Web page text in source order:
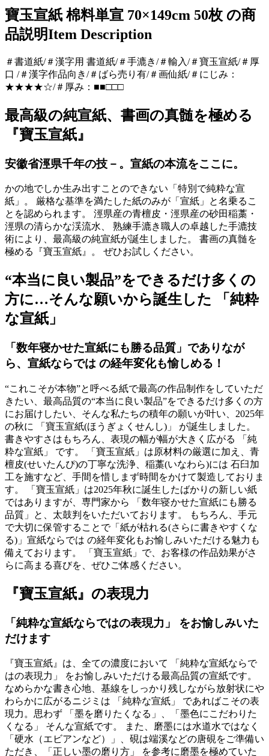
寶玉宣紙 棉料単宣 70×149cm 50枚 の商
品説明Item Description
＃書道紙/＃漢字用 書道紙/＃手漉き/＃輸入/＃寶玉宣紙/＃厚
口 /＃漢字作品向き/＃ばら売り有/＃画仙紙/＃にじみ：
★★★★☆/＃厚み：■■□□□
最高級の純宣紙、書画の真髄を極める
『寶玉宣紙』
安徽省涇県千年の技－。宣紙の本流をここに。
かの地でしか生み出すことのできない「特別で純粋な宣
紙」。 厳格な基準を満たした紙のみが「宣紙」と名乗るこ
とを認められます。 涇県産の青檀皮・涇県産の砂田稲藁・
涇県の清らかな渓流水、 熟練手漉き職人の卓越した手漉技
術により、最高級の純宣紙が誕生しました。 書画の真髄を
極める『寶玉宣紙』。 ぜひお試しください。
“本当に良い製品”をできるだけ多くの
方に…そんな願いから誕生した 「純粋
な宣紙」
「数年寝かせた宣紙にも勝る品質」でありなが
ら、宣紙ならでは の経年変化も愉しめる！
“これこそが本物”と呼べる紙で最高の作品制作をしていただ
きたい、最高品質の“本当に良い製品”をできるだけ多くの方
にお届けしたい、そんな私たちの積年の願いが叶い、2025年
の秋に 「寶玉宣紙(ほうぎょくせんし)」 が誕生しました。
書きやすさはもちろん、表現の幅が幅が大きく広がる 「純
粋な宣紙」 です。 「寶玉宣紙」は原材料の厳選に加え、青
檀皮(せいたんぴ)の丁寧な洗浄、稲藁(いなわら)には 石臼加
工を施すなど、手間を惜しまず時間をかけて製造しておりま
す。 「寶玉宣紙」は2025年秋に誕生したばかりの新しい紙
ではありますが、専門家から 「数年寝かせた宣紙にも勝る
品質」と、太鼓判をいただいております。 もちろん、手元
で大切に保管することで「紙が枯れる(さらに書きやすくな
る)」宣紙ならでは の経年変化もお愉しみいただける魅力も
備えております。 「寶玉宣紙」で、お客様の作品効果がさ
らに高まる喜びを、ぜひご体感ください。
『寶玉宣紙』の表現力
「純粋な宣紙ならではの表現力」 をお愉しみいた
だけます
『寶玉宣紙』は、全ての濃度において 「純粋な宣紙ならで
はの表現力」 をお愉しみいただける最高品質の宣紙です。
なめらかな書き心地、基線をしっかり残しながら放射状にや
わらかに広がるニジミは 「純粋な宣紙」 であればこその表
現力。思わず 「墨を磨りたくなる」、「墨色にこだわりた
くなる」 そんな宣紙です。 また、磨墨には水道水ではなく
「硬水（エビアンなど）」、硯は端溪などの唐硯をご準備い
ただき、「正しい墨の磨り方」 を参考に磨墨を極めていた